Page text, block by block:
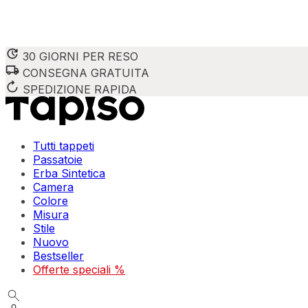
30 GIORNI PER RESO
CONSEGNA GRATUITA
SPEDIZIONE RAPIDA
Tutti tappeti
Passatoie
Erba Sintetica
Camera
Colore
Misura
Stile
Nuovo
Bestseller
Offerte speciali %